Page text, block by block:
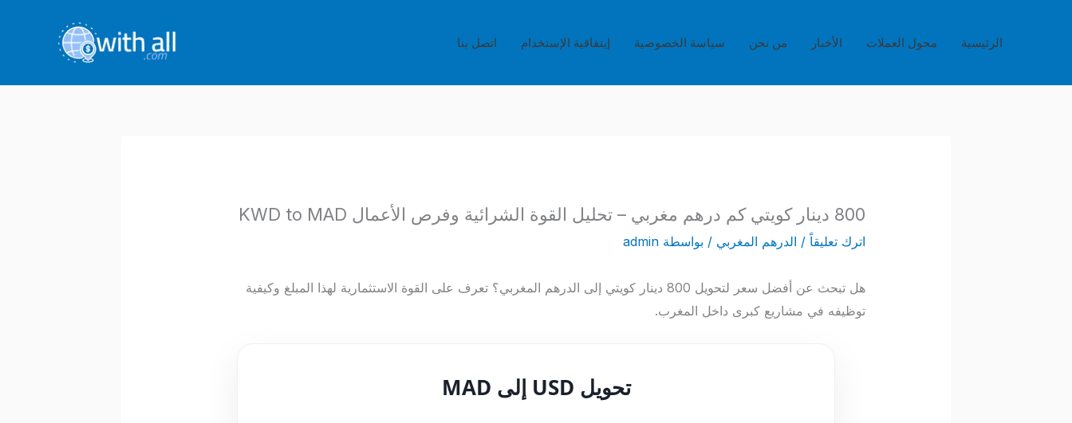
الرئيسية محول العملات الأخبار من نحن سياسة الخصوصية إيتفاقية الإستخدام اتصل بنا
800 دينار كويتي كم درهم مغربي – تحليل القوة الشرائية وفرص الأعمال KWD to MAD
اترك تعليقاً / الدرهم المغربي / بواسطة admin
هل تبحث عن أفضل سعر لتحويل 800 دينار كويتي إلى الدرهم المغربي؟ تعرف على القوة الاستثمارية لهذا المبلغ وكيفية
توظيفه في مشاريع كبرى داخل المغرب.
تحويل USD إلى MAD